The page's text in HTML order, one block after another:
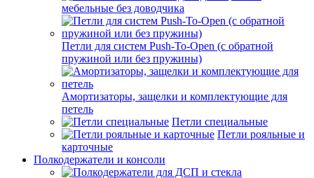
мебельные без доводчика
Петли для систем Push-To-Open (с обратной
пружиной или без пружины)
Амортизаторы, защелки и комплектующие для
петель
Петли специальные
Петли рояльные и
карточные
Полкодержатели и консоли